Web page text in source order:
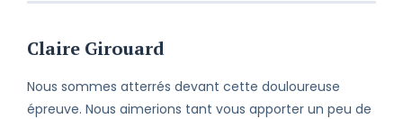
Claire Girouard
Nous sommes atterrés devant cette douloureuse
épreuve. Nous aimerions tant vous apporter un peu de